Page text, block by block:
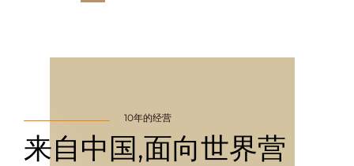
10年的经营
来自中国,面向世界营